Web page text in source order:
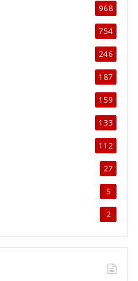
968
754
246
187
159
133
112
27
5
2